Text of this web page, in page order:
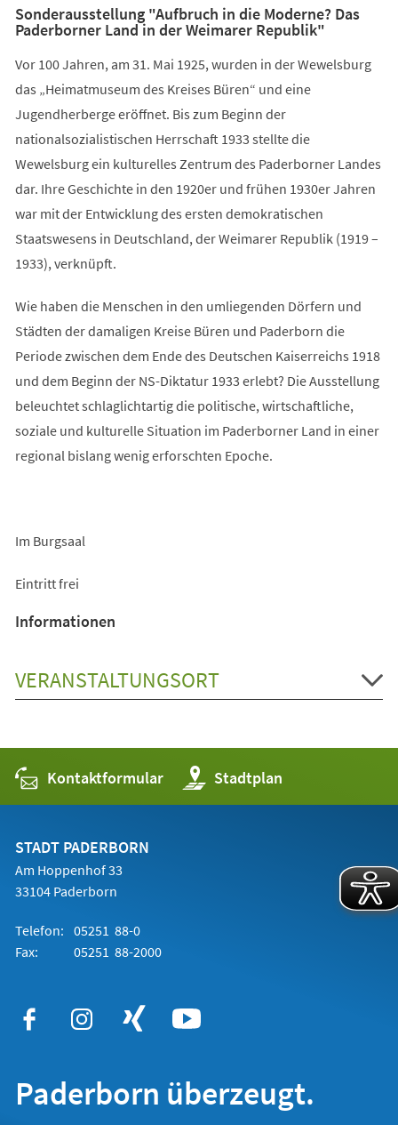
Sonderausstellung "Aufbruch in die Moderne? Das
Paderborner Land in der Weimarer Republik"
Vor 100 Jahren, am 31. Mai 1925, wurden in der Wewelsburg
das „Heimatmuseum des Kreises Büren“ und eine
Jugendherberge eröffnet. Bis zum Beginn der
nationalsozialistischen Herrschaft 1933 stellte die
Wewelsburg ein kulturelles Zentrum des Paderborner Landes
dar. Ihre Geschichte in den 1920er und frühen 1930er Jahren
war mit der Entwicklung des ersten demokratischen
Staatswesens in Deutschland, der Weimarer Republik (1919 –
1933), verknüpft.
Wie haben die Menschen in den umliegenden Dörfern und
Städten der damaligen Kreise Büren und Paderborn die
Periode zwischen dem Ende des Deutschen Kaiserreichs 1918
und dem Beginn der NS-Diktatur 1933 erlebt? Die Ausstellung
beleuchtet schlaglichtartig die politische, wirtschaftliche,
soziale und kulturelle Situation im Paderborner Land in einer
regional bislang wenig erforschten Epoche.
Im Burgsaal
Eintritt frei
Informationen
VERANSTALTUNGSORT
Kontaktformular Stadtplan
(Öffnet
in
einem
STADT PADERBORN
Am Hoppenhof 33
33104 Paderborn
Telefon: 05251 88-0
Fax:
05251 88-2000
Paderborn überzeugt.